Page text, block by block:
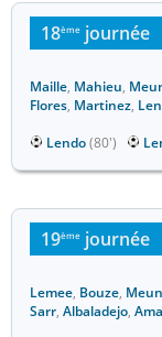
18ème journée
Maille, Mahieu,
Flores, Martinez,
Lendo(80')
19ème journée
Lemee, Bouze,
Sarr, Albaladejo,